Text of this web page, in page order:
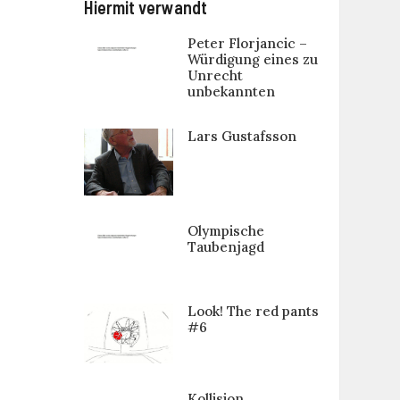
Hiermit verwandt
Peter Florjancic –
Würdigung eines zu
Unrecht
unbekannten
Lars Gustafsson
Olympische
Taubenjagd
Look! The red pants
#6